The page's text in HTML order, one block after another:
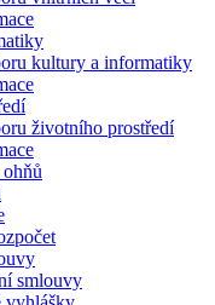
kultury a informatiky
životního prostředí
smlouvy